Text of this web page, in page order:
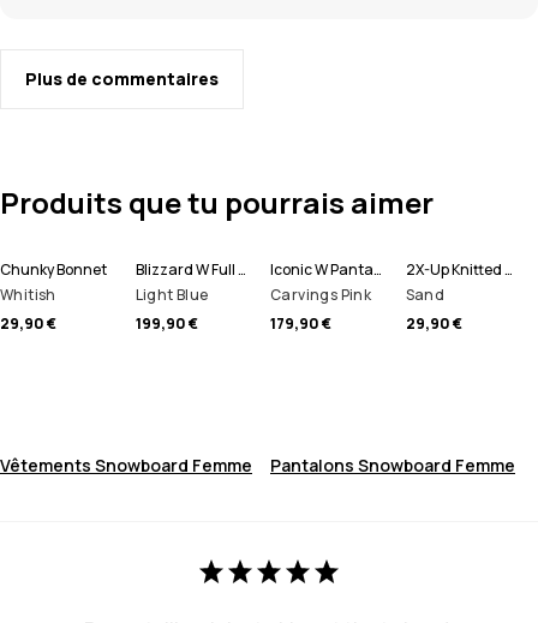
Plus de commentaires
Produits que tu pourrais aimer
Chunky Bonnet
Whitish
29,90 €
Blizzard W Full Zip Veste Snowboard Femme
Light Blue
199,90 €
Iconic W Pantalon de Snowboard Femme
Carvings Pink
179,90 €
2X-Up Knitted Tour de cou
Sand
29,90 €
Vêtements Snowboard Femme Pantalons Snowboard Femme